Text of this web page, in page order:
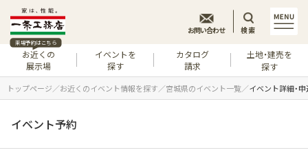
来場予約はこちら
お近くの
展示場
イベントを
探す
カタログ
請求
土地・建売を
探す
お問い合わせ 検索
トップページ お近くのイベント情報を探す 宮城県のイベント一覧 イベント詳細・
イベント予約